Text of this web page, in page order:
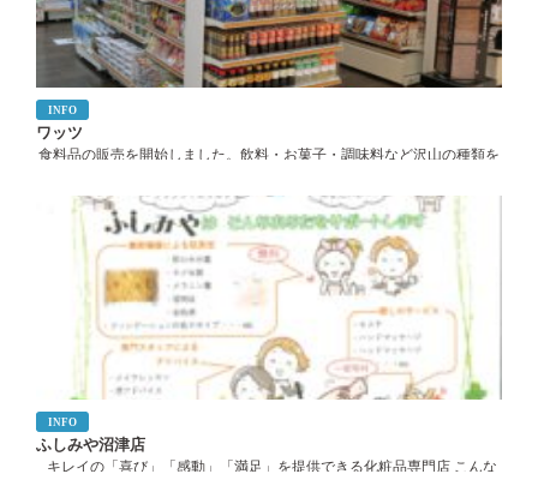
INFO
ワッツ
食料品の販売を開始しました。飲料・お菓子・調味料など沢山の種類を
INFO
ふしみや沼津店
キレイの「喜び」「感動」「満足」を提供できる化粧品専門店 こんな